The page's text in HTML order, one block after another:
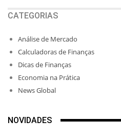
CATEGORIAS
Análise de Mercado
Calculadoras de Finanças
Dicas de Finanças
Economia na Prática
News Global
NOVIDADES